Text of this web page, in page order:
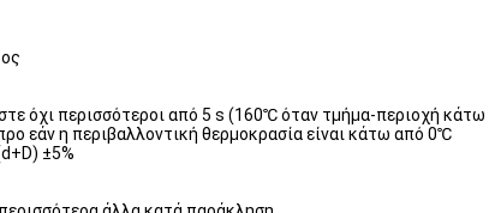
όχι περισσότεροι από 5 s (160℃ όταν τμήμα-περιοχή
εάν η περιβαλλοντική θερμοκρασία είναι κάτω από 0℃
±5%